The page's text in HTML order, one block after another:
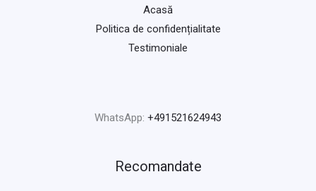
Acasă
Politica de confidențialitate
Testimoniale
WhatsApp: +491521624943
Recomandate